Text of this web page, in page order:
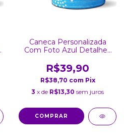
Caneca Personalizada
Com Foto Azul Detalhes
R$39,90
R$38,70 com Pix
3 x de R$13,30 sem juros
COMPRAR